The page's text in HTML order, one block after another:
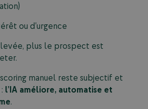
ou d’urgence
plus le prospect est
manuel reste subjectif et
l’IA améliore, automatise et
.